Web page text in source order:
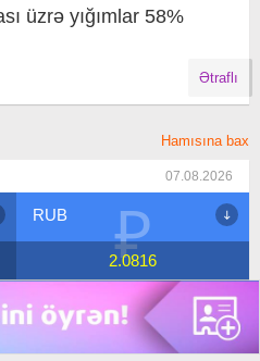
üzrə yığımlar 58%
Ətraflı
Hamısına bax
07.08.2026
$
USD
1.7